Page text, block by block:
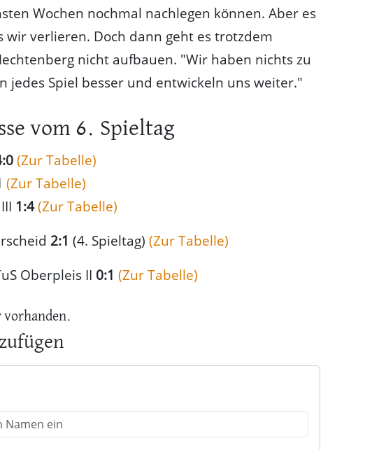
Wochen nochmal nachlegen können. Aber es
wir verlieren. Doch dann geht es trotzdem
nicht aufbauen. "Wir haben nichts zu
jedes Spiel besser und entwickeln uns weiter."
vom 6. Spieltag
(Zur Tabelle)
(Zur Tabelle)
1:4(Zur Tabelle)
2:1 (4. Spieltag) (Zur Tabelle)
Oberpleis II 0:1 (Zur Tabelle)
vorhanden.